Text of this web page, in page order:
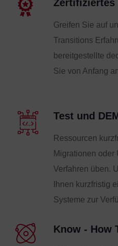
Zertifiziertes
Greifen Sie auf
Transitions
bereitgestellte
Sie von Anfang
Test und
Ressourcen
Migrationen oder
Verfahren üben.
Ihnen kurzfristig
Systeme zur
Know - How